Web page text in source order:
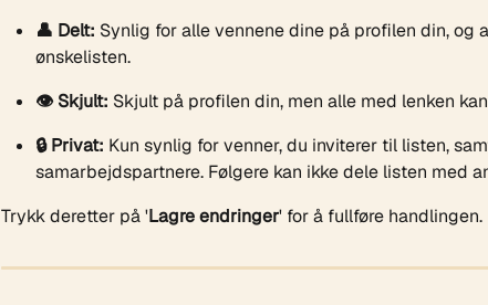
👤 Delt: Synlig for alle vennene dine på profilen din, og
ønskelisten.
👁️ Skjult: Skjult på profilen din, men alle med lenken
🔒 Privat: Kun synlig for venner, du inviterer til listen,
samarbejdspartnere. Følgere kan ikke dele listen med
Trykk deretter på 'Lagreendringer' for å fullføre handlingen.